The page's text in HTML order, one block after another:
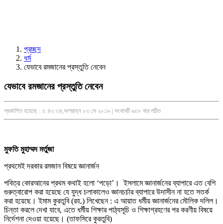
প্রচ্ছদ
ধর্ম
যেভাবে রমজানের প্রস্তুতি নেবেন
যেভাবে রমজানের প্রস্তুতি নেবেন
প্রকাশিত হয়েছে : ৫:৪২:৩৪,অপরাহ্ন ০৩ মে ২০১৯ | সংবাদটি ৬৫৮ বার পঠিত
মুফতি মুহাম্মদ মর্তুজা
প্রথমেই দরকার রমজান বিষয়ে জ্ঞানার্জন
পবিত্র কোরআনের প্রথম কথাই হলো ‘পড়ো’। ইসলামে জ্ঞানার্জনের ব্যাপারে এত বেশি
গুরুত্বারোপ করা হয়েছে যে যুদ্ধ চলাকালেও জ্ঞানচর্চার ব্যাপারে উদাসীন না হতে সতর্ক
করা হয়েছে। ইমাম কুরতুবি (রহ.) লিখেছেন : এ আয়াত ধর্মীয় জ্ঞানার্জনের মৌলিক দলিল।
চিন্তা করলে দেখা যাবে, এতে ধর্মীয় শিক্ষার পাঠ্যসূচি ও শিক্ষাগ্রহণের পর করণীয় বিষয়ে
নির্দেশনা দেওয়া হয়েছে। (তাফসিরে কুরতুবি)